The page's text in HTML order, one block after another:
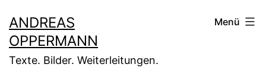
Inhalt
springen
ANDREAS
OPPERMANN
Texte. Bilder. Weiterleitungen.
Menü